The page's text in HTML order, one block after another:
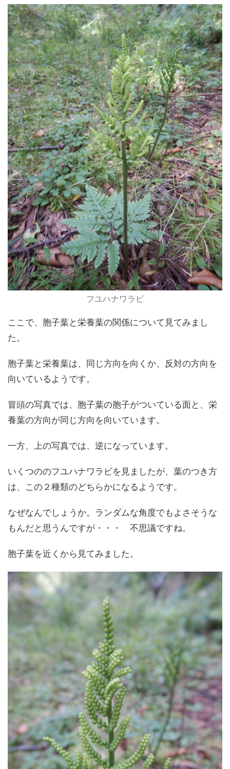
フユハナワラビ
ここで、胞子葉と栄養葉の関係について見てみまし
た。
胞子葉と栄養葉は、同じ方向を向くか、反対の方向を
向いているようです。
冒頭の写真では、胞子葉の胞子がついている面と、栄
養葉の方向が同じ方向を向いています。
一方、上の写真では、逆になっています。
いくつののフユハナワラビを見ましたが、葉のつき方
は、この２種類のどちらかになるようです。
なぜなんでしょうか。ランダムな角度でもよさそうな
もんだと思うんですが・・・ 不思議ですね。
胞子葉を近くから見てみました。